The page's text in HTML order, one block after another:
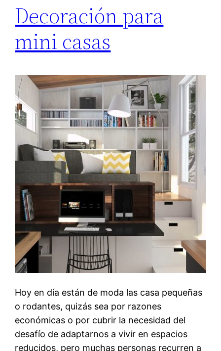
Decoración para
mini casas
Hoy en día están de moda las casa pequeñas
o rodantes, quizás sea por razones
económicas o por cubrir la necesidad del
desafío de adaptarnos a vivir en espacios
reducidos, pero muchas personas recurren a